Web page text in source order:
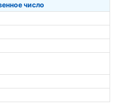
число